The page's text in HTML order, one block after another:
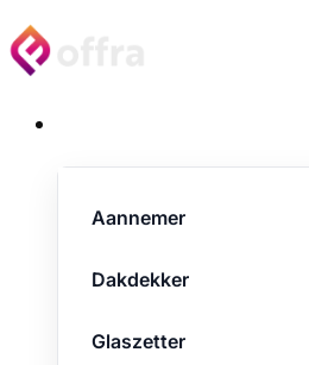
Aannemer
Dakdekker
Glaszetter